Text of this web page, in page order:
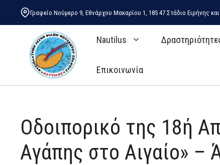
Μετάβαση
Γραφείο Νούμερο 9, Εθνάρχου Μακαρίου 1, 185 47 Στάδιο Ειρήνης
Nautilus
Επικοινωνία
Οδοιπορικό της 18ή
Αγάπης στο Αιγαίο» –